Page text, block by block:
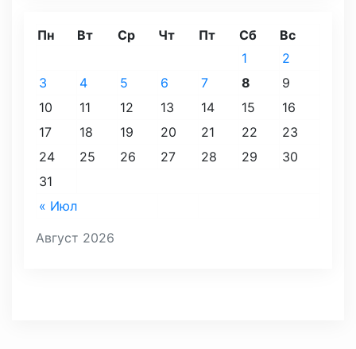
Август 2026
Пн Вт Ср Чт Пт Сб Вс
« Июл
1
2
3
4 5 6 7 8
9
10
11 12 13 14 15
16
17
18 19 20 21 22
23
24
25 26 27 28 29
30
31